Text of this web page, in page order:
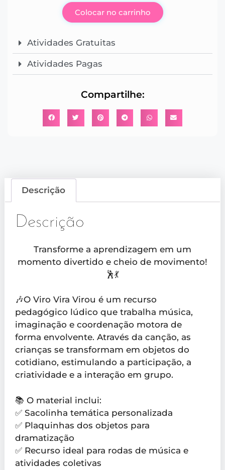
Colocar no carrinho
Atividades Gratuitas
Atividades Pagas
Compartilhe:
Descrição
Descrição
Transforme a aprendizagem em um
momento divertido e cheio de movimento!
🕺💃
🎶O Viro Vira Virou é um recurso
pedagógico lúdico que trabalha música,
imaginação e coordenação motora de
forma envolvente. Através da canção, as
crianças se transformam em objetos do
cotidiano, estimulando a participação, a
criatividade e a interação em grupo.
📚 O material inclui:
✅ Sacolinha temática personalizada
✅ Plaquinhas dos objetos para
dramatização
✅ Recurso ideal para rodas de música e
atividades coletivas